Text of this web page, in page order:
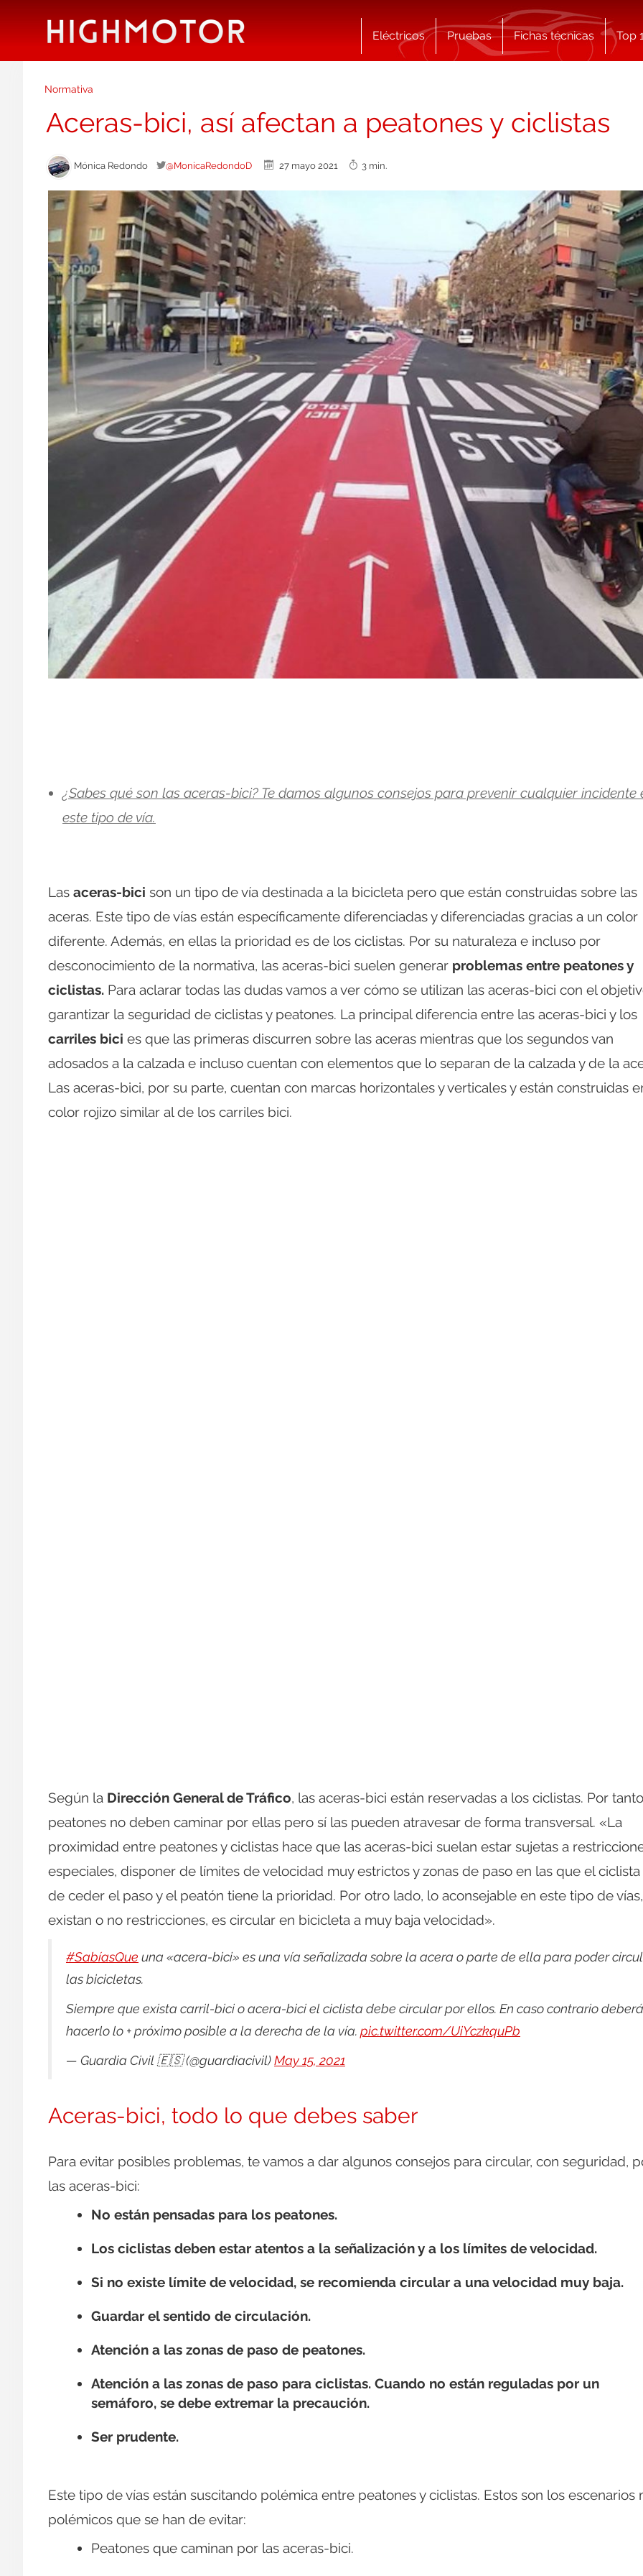
Eléctricos Pruebas Fichas técnicas Top
Normativa
Aceras-bici, así afectan a peatones y ciclistas
Mónica Redondo @MonicaRedondoD 27 mayo 2021 3 min.
¿Sabes qué son las aceras-bici? Te damos algunos consejos para prevenir cualquier incidente
este tipo de vía.
Las aceras-bici son un tipo de vía destinada a la bicicleta pero que están construidas sobre las
aceras. Este tipo de vías están específicamente diferenciadas y diferenciadas gracias a un color
diferente. Además, en ellas la prioridad es de los ciclistas. Por su naturaleza e incluso por
desconocimiento de la normativa, las aceras-bici suelen generar problemas entre peatones y
ciclistas. Para aclarar todas las dudas vamos a ver cómo se utilizan las aceras-bici con el
garantizar la seguridad de ciclistas y peatones. La principal diferencia entre las aceras-bici y los
carriles bici es que las primeras discurren sobre las aceras mientras que los segundos van
adosados a la calzada e incluso cuentan con elementos que lo separan de la calzada y de la
Las aceras-bici, por su parte, cuentan con marcas horizontales y verticales y están construidas
color rojizo similar al de los carriles bici.
Según la Dirección General de Tráfico, las aceras-bici están reservadas a los ciclistas. Por
peatones no deben caminar por ellas pero sí las pueden atravesar de forma transversal. «La
proximidad entre peatones y ciclistas hace que las aceras-bici suelan estar sujetas a
especiales, disponer de límites de velocidad muy estrictos y zonas de paso en las que el ciclista
de ceder el paso y el peatón tiene la prioridad. Por otro lado, lo aconsejable en este tipo de vías,
existan o no restricciones, es circular en bicicleta a muy baja velocidad».
#SabíasQue una «acera-bici» es una vía señalizada sobre la acera o parte de ella para poder
las bicicletas.
Siempre que exista carril-bici o acera-bici el ciclista debe circular por ellos. En caso contrario deberá
hacerlo lo + próximo posible a la derecha de la vía. pic.twitter.com/UiYczkquPb
— Guardia Civil 🇪🇸 (@guardiacivil) May 15, 2021
Aceras-bici, todo lo que debes saber
Para evitar posibles problemas, te vamos a dar algunos consejos para circular, con seguridad,
las aceras-bici:
No están pensadas para los peatones.
Los ciclistas deben estar atentos a la señalización y a los límites de velocidad.
Si no existe límite de velocidad, se recomienda circular a una velocidad muy baja.
Guardar el sentido de circulación.
Atención a las zonas de paso de peatones.
Atención a las zonas de paso para ciclistas. Cuando no están reguladas por un
semáforo, se debe extremar la precaución.
Ser prudente.
Este tipo de vías están suscitando polémica entre peatones y ciclistas. Estos son los escenarios
polémicos que se han de evitar:
Peatones que caminan por las aceras-bici.